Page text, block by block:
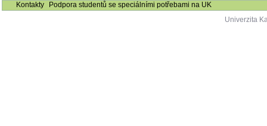
Kontakty
Podpora studentů se speciálními potřebami na UK
Univerzita